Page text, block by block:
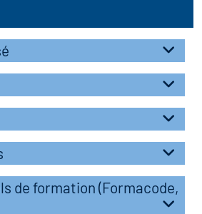
ou
de formation (Formacode,